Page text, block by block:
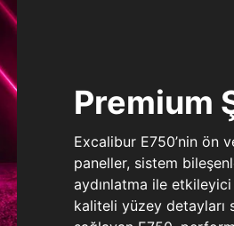
Premium
Excalibur E750’nin ön
paneller, sistem
aydınlatma ile
kaliteli yüzey detayları